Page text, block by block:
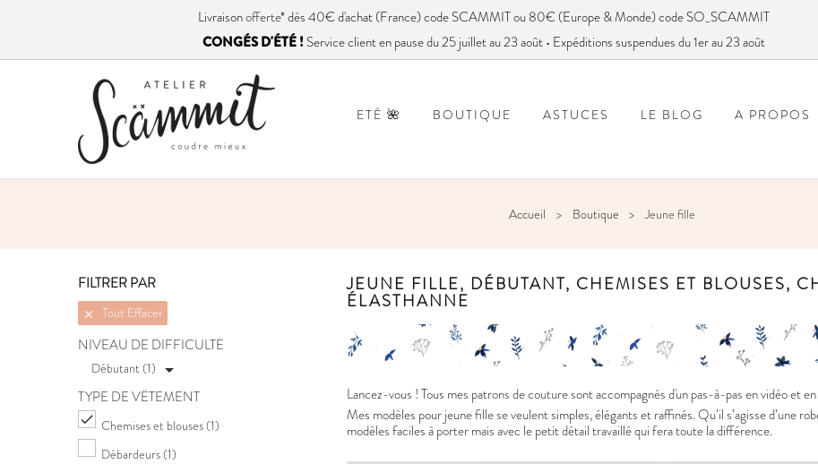
Livraisonofferte* dès 40€ d'achat (France) code SCAMMIT ou 80€ (Europe & Monde) code SO_SCAMMIT
CONGÉS D'ÉTÉ ! Service client en pause du 25 juillet au 23 août • Expéditions suspendues du 1er au 23 août
ETÉ 🌺 BOUTIQUE ASTUCES LE BLOG A PROPOS
Accueil Boutique Jeune fille
FILTRER PAR
 Tout Effacer
NIVEAU DE DIFFICULTÉ
Débutant (1) 
TYPE DE VÊTEMENT
 Chemises et blouses (1)
Débardeurs (1)
JEUNE FILLE, DÉBUTANT, CHEMISES ET BLOUSES,
ÉLASTHANNE
Lancez-vous ! Tous mes patrons de couture sont accompagnés d'un pas-à-pas en vidéo et
Mes modèles pour jeune fille se veulent simples, élégants et raffinés. Qu’il s’agisse d’une
modèles faciles à porter mais avec le petit détail travaillé qui fera toute la différence.